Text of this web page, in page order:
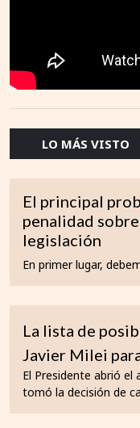
LO MÁS VISTO
El principal
penalidad
legislación
En primer lugar,
La lista de
Javier Milei
El Presidente abrió el
tomó la decisión de